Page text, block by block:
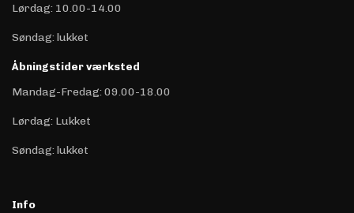
Lørdag: 10.00-14.00
Søndag: lukket
Åbningstider værksted
Mandag-Fredag: 09.00-18.00
Lørdag: Lukket
Søndag: lukket
Info